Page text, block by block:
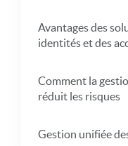
Avantages des
identités et des
Comment la
réduit les risques
Gestion unifiée